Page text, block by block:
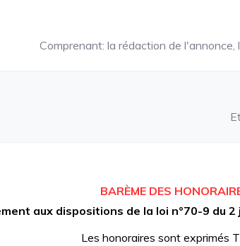
Comprenant: la rédaction de
BARÈME DES
aux dispositions de la loi n°70-9 du
Les honoraires sont exprimés